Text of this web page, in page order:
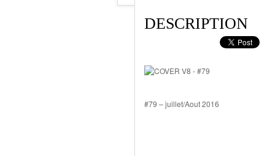
DESCRIPTION
#79 – juillet/Aout 2016